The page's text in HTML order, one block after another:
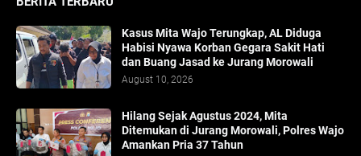
Kasus Mita Wajo Terungkap, AL Diduga
Habisi Nyawa Korban Gegara Sakit Hati
dan Buang Jasad ke Jurang Morowali
August 10, 2026
Hilang Sejak Agustus 2024, Mita
Ditemukan di Jurang Morowali, Polres Wajo
Amankan Pria 37 Tahun